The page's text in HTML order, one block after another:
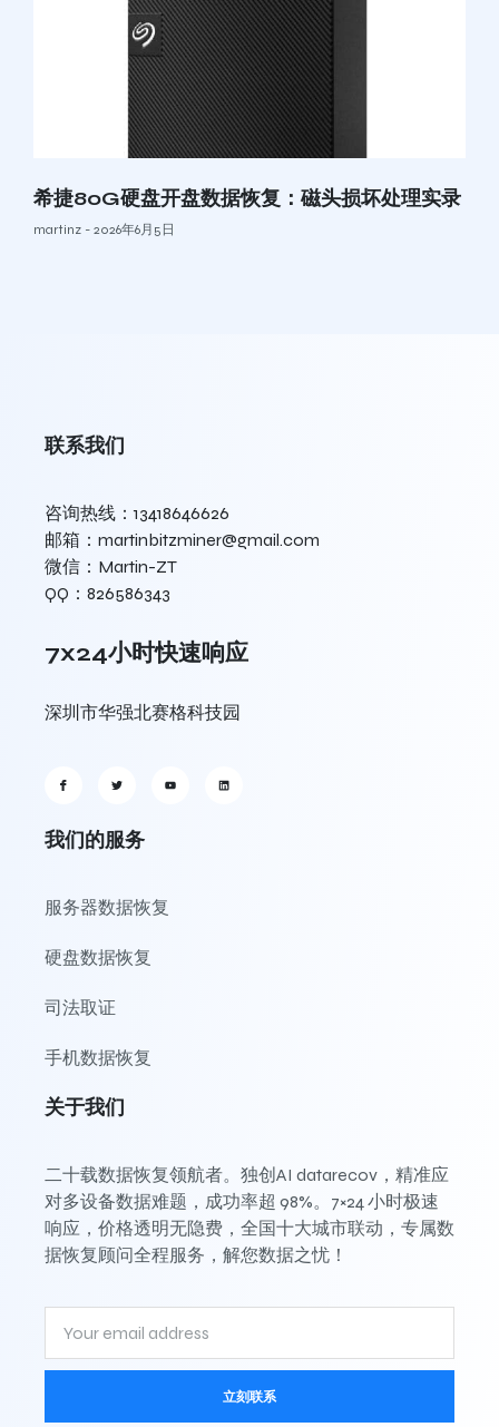
希捷80G硬盘开盘数据恢复：磁头损坏处理实录
martinz 2026年6月5日
联系我们
咨询热线：13418646626
邮箱：martinbitzminer@gmail.com
微信：Martin-ZT
QQ：826586343
7x24小时快速响应
深圳市华强北赛格科技园
我们的服务
服务器数据恢复
硬盘数据恢复
司法取证
手机数据恢复
关于我们
二十载数据恢复领航者。独创AI datarecov，精准应
对多设备数据难题，成功率超 98%。7×24 小时极速
响应，价格透明无隐费，全国十大城市联动，专属数
据恢复顾问全程服务，解您数据之忧！
立刻联系